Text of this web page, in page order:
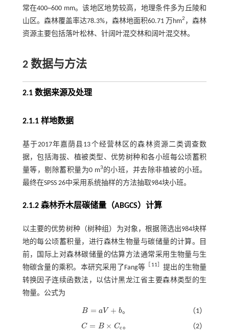
常在400~600 mm。该地区地势较高，地理条件多为丘陵和
山区。森林覆盖率达78.3%，森林地面积60.71 万hm2 ，森林
资源主要包括落叶松林、针阔叶混交林和阔叶混交林。
2 数据与方法
2.1 数据来源及处理
2.1.1 样地数据
基于2017年嘉荫县13个经营林区的森林资源二类调查数
据，包括海拔、植被类型、优势树种和各小班每公顷蓄积
量等，剔除蓄积量为0 m3的小班，并去除非植被的小班。
最终在SPSS 26中采用系统抽样的方法抽取984块小班。
2.1.2 森林乔木层碳储量（ABGCS）计算
以主要的优势树种（树种组）为对象，根据筛选出984块样
地的每公顷蓄积量，进行森林生物量与碳储量的计算。目
前，国际上对森林碳储量的估算方法通常采用生物量与生
物碳含量的乘积。本研究采用了Fang等 ［ 11］提出的生物量
转换因子连续函数法，以估计黑龙江省主要森林类型的生
物量。公式为
B = aV + b
B= aV +b 。 （1）
C = B × Cc
C= B× Cc 。 （2）